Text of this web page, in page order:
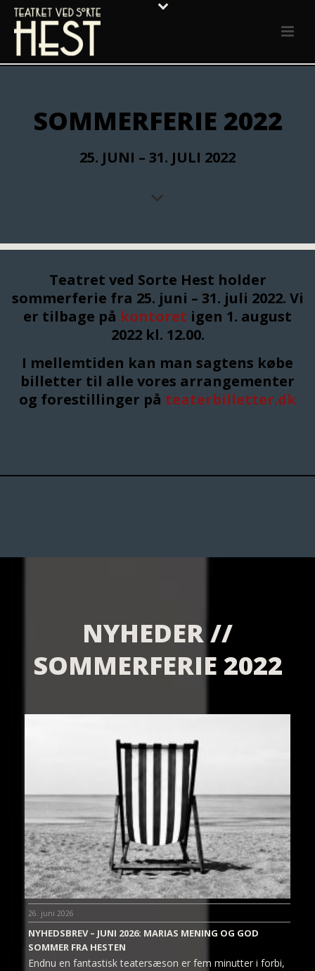
SOMMERFERIE 2022
25. JUNI – 31. JULI 2022
Teatret ved Sorte Hest holder
sommerferie fra 25. juni – 31. juli 2022. Vi
er tilbage på kontoret igen 1. august
2022 kl. 12.00.
I mellemtiden kan man sagtens købe
billetter til alle vores arrangementer
og forestillinger på teaterbilletter.dk
NYHEDER //
SOMMERFERIE 2022
26. juni 2026
NYHEDSBREV – JUNI 2026: MARIAS MENING OG GOD
SOMMER FRA HESTEN
Endnu en fantastisk teatersæson er fem minutter i forbi,